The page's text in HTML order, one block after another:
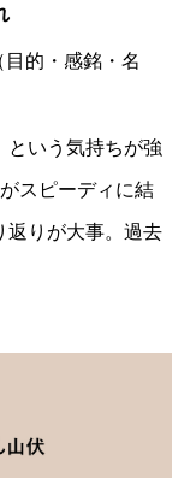
目的・感銘・名
という気持ちが強
スピーディに結
返りが大事。過去